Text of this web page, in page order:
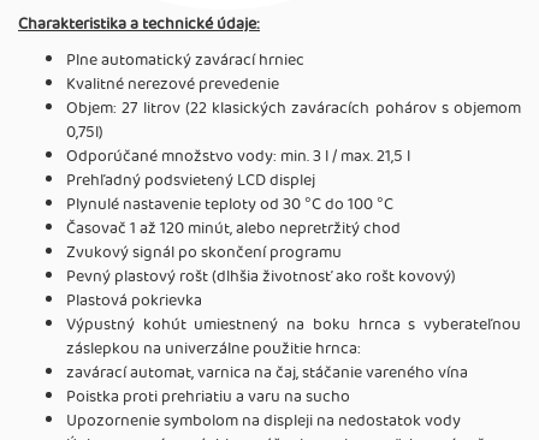
Charakteristika a technické údaje:
Plne automatický zavárací hrniec
Kvalitné nerezové prevedenie
Objem: 27 litrov (22 klasických zaváracích pohárov s objemom
0,75l)
Odporúčané množstvo vody: min. 3 l / max. 21,5 l
Prehľadný podsvietený LCD displej
Plynulé nastavenie teploty od 30 °C do 100 °C
Časovač 1 až 120 minút, alebo nepretržitý chod
Zvukový signál po skončení programu
Pevný plastový rošt (dlhšia životnosť ako rošt kovový)
Plastová pokrievka
Výpustný kohút umiestnený na boku hrnca s vyberateľnou
záslepkou na univerzálne použitie hrnca:
zavárací automat, varnica na čaj, stáčanie vareného vína
Poistka proti prehriatiu a varu na sucho
Upozornenie symbolom na displeji na nedostatok vody